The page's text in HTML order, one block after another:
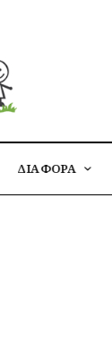
ΔΙΑΦΟΡΑ